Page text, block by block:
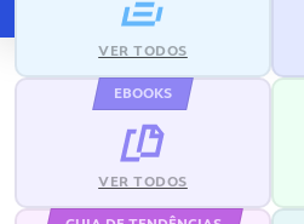
VER TODOS
EBOOKS
VER TODOS